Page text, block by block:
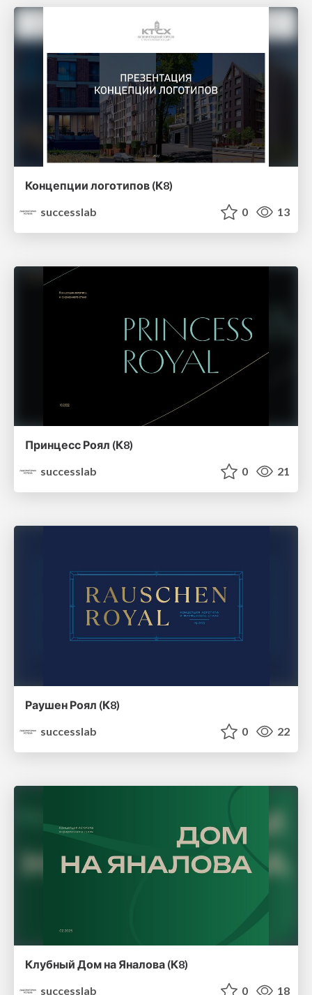
Концепции логотипов (К8)
successlab
0 13
Принцесс Роял (К8)
successlab
0 21
Раушен Роял (К8)
successlab
0 22
Клубный Дом на Яналова (К8)
successlab
0 18